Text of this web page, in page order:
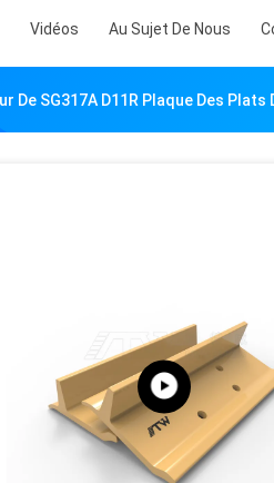
Vidéos Au Sujet De Nous
De SG317A D11R Plaque Des